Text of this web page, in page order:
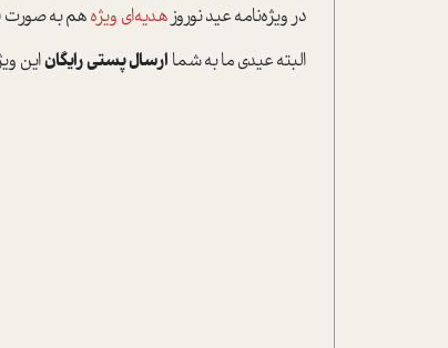
در ویژه‌نامه عید نوروزهدیه‌ای ویژههم به صورت
البته عیدی ما به شما ارسال پستی رایگاناین